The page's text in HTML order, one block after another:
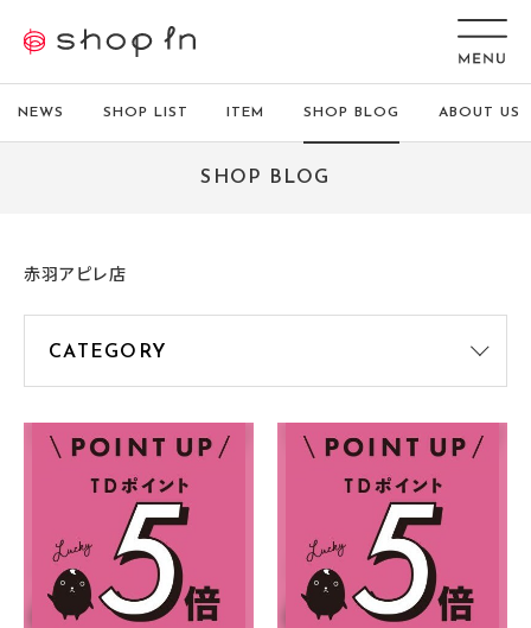
NEWS SHOP LIST ITEM SHOP BLOG ABOUT US
SHOP BLOG
赤羽アピレ店